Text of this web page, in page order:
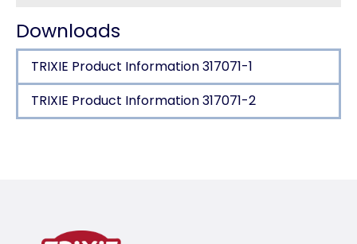
Downloads
TRIXIE Product Information 317071-1
TRIXIE Product Information 317071-2